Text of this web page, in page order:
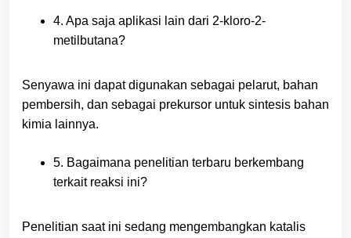
4. Apa saja aplikasi lain dari 2-kloro-2-
metilbutana?
Senyawa ini dapat digunakan sebagai pelarut, bahan
pembersih, dan sebagai prekursor untuk sintesis bahan
kimia lainnya.
5. Bagaimana penelitian terbaru berkembang
terkait reaksi ini?
Penelitian saat ini sedang mengembangkan katalis